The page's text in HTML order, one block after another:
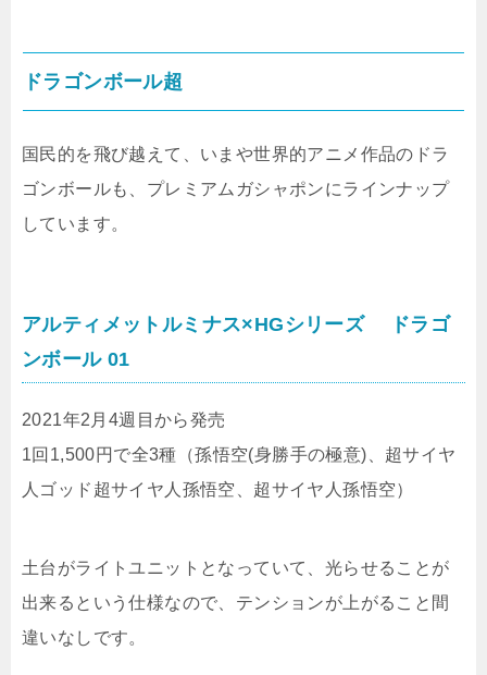
ドラゴンボール超
国民的を飛び越えて、いまや世界的アニメ作品のドラ
ゴンボールも、プレミアムガシャポンにラインナップ
しています。
アルティメットルミナス×HGシリーズ ドラゴ
ンボール 01
2021年2月4週目から発売
1回1,500円で全3種（孫悟空(身勝手の極意)、超サイヤ
人ゴッド超サイヤ人孫悟空、超サイヤ人孫悟空）
土台がライトユニットとなっていて、光らせることが
出来るという仕様なので、テンションが上がること間
違いなしです。